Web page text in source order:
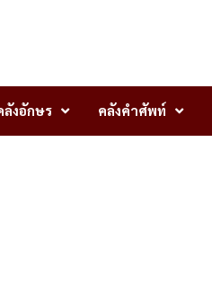
ลังอักษร คลังคำศัพท์